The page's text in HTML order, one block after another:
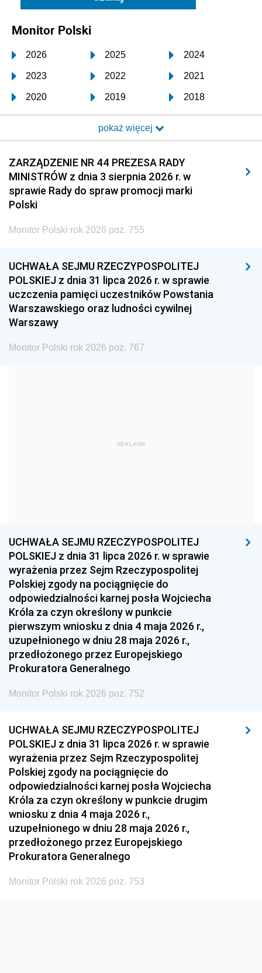
Monitor Polski
2026 2025 2024
2023 2022 2021
2020 2019 2018
2017 2016 2015
2014 2013 2012
2011 2010 2009
2008 2007 2006
2005
1996 1995 1994
1993 1992 1991
1990 1989 1988
1987
1984 1983
1957 1956 1955
1954 1953 1952
1951 1950
1948 1947 1946
1939 1938 1937
1936 1930
pokaż więcej
ZARZĄDZENIE NR 44 PREZESA RADY
MINISTRÓW z dnia 3 sierpnia 2026 r. w
sprawie Rady do spraw promocji marki
Polski
Monitor Polski rok 2026 poz. 755
UCHWAŁA SEJMU RZECZYPOSPOLITEJ
POLSKIEJ z dnia 31 lipca 2026 r. w sprawie
uczczenia pamięci uczestników Powstania
Warszawskiego oraz ludności cywilnej
Warszawy
Monitor Polski rok 2026 poz. 767
REKLAMA
UCHWAŁA SEJMU RZECZYPOSPOLITEJ
POLSKIEJ z dnia 31 lipca 2026 r. w sprawie
wyrażenia przez Sejm Rzeczypospolitej
Polskiej zgody na pociągnięcie do
odpowiedzialności karnej posła Wojciecha
Króla za czyn określony w punkcie
pierwszym wniosku z dnia 4 maja 2026 r.,
uzupełnionego w dniu 28 maja 2026 r.,
przedłożonego przez Europejskiego
Prokuratora Generalnego
Monitor Polski rok 2026 poz. 752
UCHWAŁA SEJMU RZECZYPOSPOLITEJ
POLSKIEJ z dnia 31 lipca 2026 r. w sprawie
wyrażenia przez Sejm Rzeczypospolitej
Polskiej zgody na pociągnięcie do
odpowiedzialności karnej posła Wojciecha
Króla za czyn określony w punkcie drugim
wniosku z dnia 4 maja 2026 r.,
uzupełnionego w dniu 28 maja 2026 r.,
przedłożonego przez Europejskiego
Prokuratora Generalnego
Monitor Polski rok 2026 poz. 753